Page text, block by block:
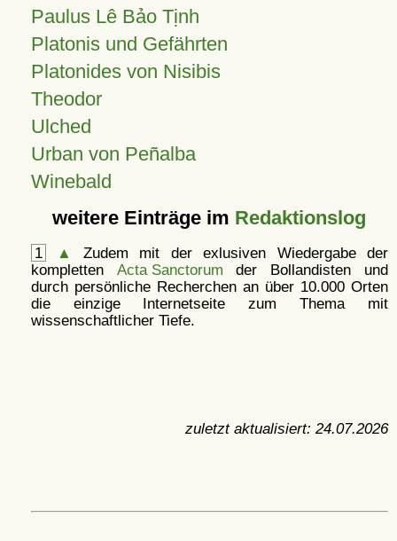
Paulus Lê Bảo Tịnh
Platonis und Gefährten
Platonides von Nisibis
Theodor
Ulched
Urban von Peñalba
Winebald
weitere Einträge im Redaktionslog
1 ▲
Zudem mit der exlusiven Wiedergabe der
kompletten Acta Sanctorum der Bollandisten und
durch persönliche Recherchen an über 10.000 Orten
die einzige Internetseite zum Thema mit
wissenschaftlicher Tiefe.
zuletzt aktualisiert: 24.07.2026